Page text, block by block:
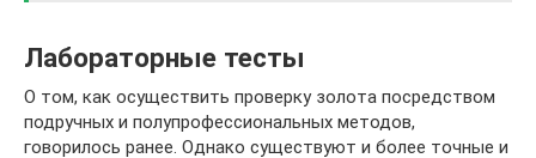
Лабораторные тесты
О том, как осуществить проверку золота посредством
подручных и полупрофессиональных методов,
говорилось ранее. Однако существуют и более точные и